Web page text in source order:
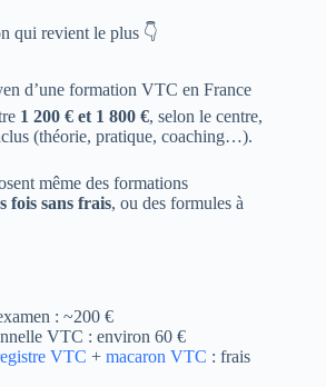
qui revient le plus 👇
d’une formation VTC en France
1 200 € et 1 800 €, selon le centre,
(théorie, pratique, coaching…).
même des formations
fois sans frais, ou des formules à
: ~200 €
VTC : environ 60 €
VTC + macaron VTC : frais